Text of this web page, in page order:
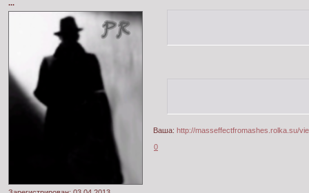
...
Ваша:http://masseffectfromashes.rolka.su/
0